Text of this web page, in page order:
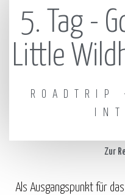
5. Tag -
Little
ROADTRIP
Zur
Als Ausgangspunkt für